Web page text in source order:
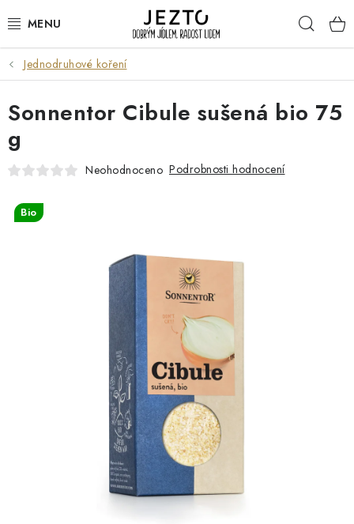
na
DÁRKOVÉ SADY
TRVANLIVÉ
DROGERIE A KOSMETIKA
RELAX A REGENERACE
NÁŠ PŘÍBĚH FIREMNÍ DÁRKY
DOPRAVA A PLATBA
Jednodruhové koření
Sonnentor Cibule sušená bio 75
g
Neohodnoceno Podrobnosti hodnocení
Bio